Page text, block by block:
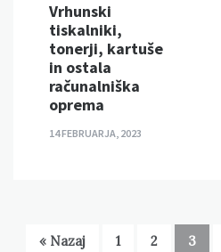
Vrhunski
tiskalniki,
tonerji, kartuše
in ostala
računalniška
oprema
14 FEBRUARJA, 2023
« Nazaj 1 2 3